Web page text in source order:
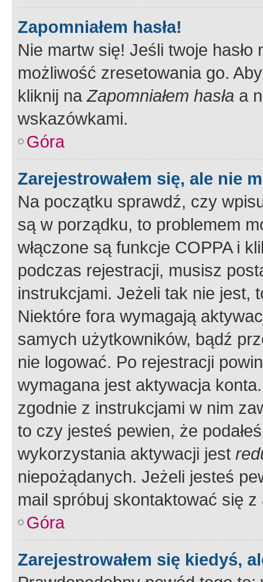
Zapomniałem hasła!
Nie martw się! Jeśli twoje
możliwość zresetowania go.
kliknij naZapomniałem hasła a
wskazówkami.
Góra
Zarejestrowałem się, ale nie
Na początku sprawdź, czy
są w porządku, to problemem
włączone są funkcje COPPA i
podczas rejestracji, musisz
instrukcjami. Jeżeli tak nie jest,
Niektóre fora wymagają
samych użytkowników, bądź
nie logować. Po rejestracji
wymagana jest aktywacja
zgodnie z instrukcjami w nim
to czy jesteś pewien, że
wykorzystania aktywacji jest
niepożądanych. Jeżeli jesteś
mail spróbuj skontaktować się
Góra
Zarejestrowałem się kiedyś,